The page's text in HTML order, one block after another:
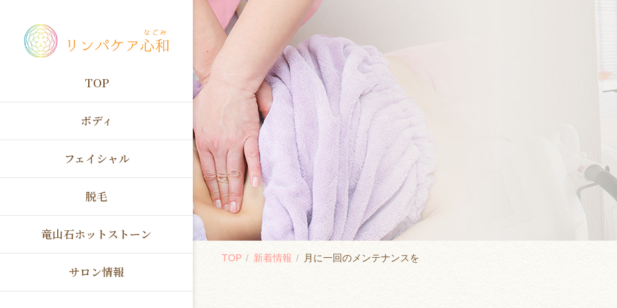
TOP
ボディ
フェイシャル
脱毛
竜山石ホットストーン
サロン情報
TOP 新着情報 月に一回のメンテナンスを